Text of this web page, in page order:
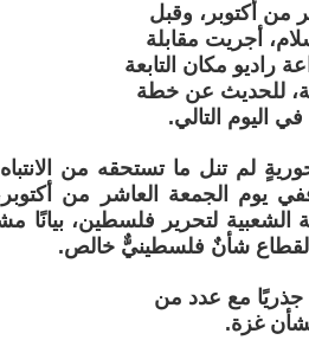
من أكتوبر، وقبل
أجريت مقابلة
راديو مكان التابعة
للحديث عن خطة
اليوم التالي.
لم تنل ما تستحقه من
يوم الجمعة العاشر من
الشعبية لتحرير فلسطين،
القطاع شأنٌ فلسطينيٌّ خالص.
مع عدد من
غزة.